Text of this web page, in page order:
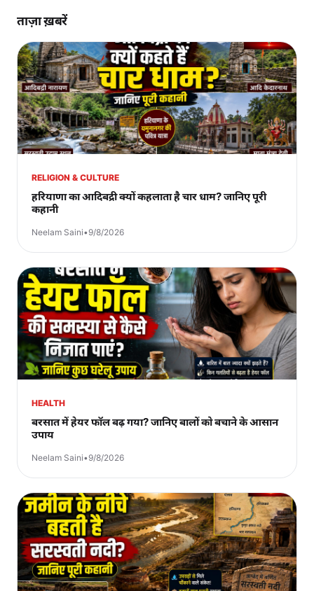
ताज़ा ख़बरें
RELIGION & CULTURE
हरियाणा का आदिबद्री क्यों कहलाता है चार धाम? जानिए पूरी
कहानी
Neelam Saini•9/8/2026
HEALTH
बरसात में हेयर फॉल बढ़ गया? जानिए बालों को बचाने के आसान
उपाय
Neelam Saini•9/8/2026